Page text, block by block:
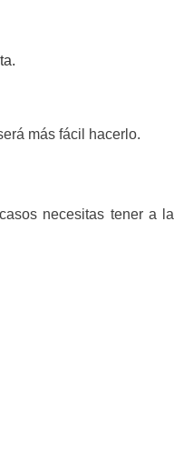
más fácil hacerlo.
necesitas tener a la